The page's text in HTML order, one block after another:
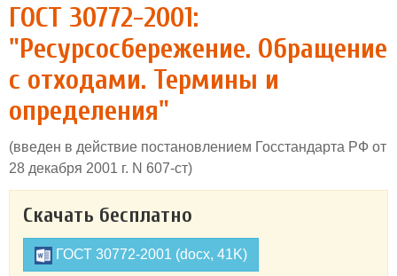
ГОСТ 30772-2001:
"Ресурсосбережение. Обращение
с отходами. Термины и
определения"
(введен в действие постановлением Госстандарта РФ от
28 декабря 2001 г. N 607-ст)
Скачать бесплатно
ГОСТ 30772-2001 (docx, 41K)